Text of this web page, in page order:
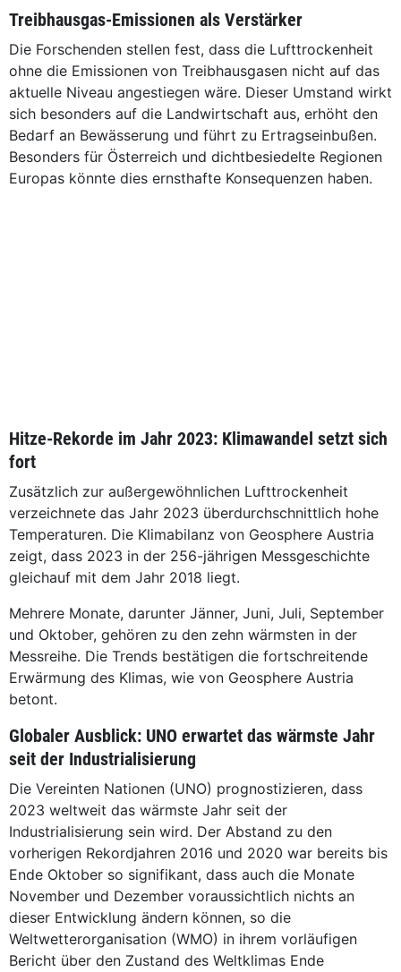
Treibhausgas-Emissionen als Verstärker
Die Forschenden stellen fest, dass die Lufttrockenheit
ohne die Emissionen von Treibhausgasen nicht auf das
aktuelle Niveau angestiegen wäre. Dieser Umstand wirkt
sich besonders auf die Landwirtschaft aus, erhöht den
Bedarf an Bewässerung und führt zu Ertragseinbußen.
Besonders für Österreich und dichtbesiedelte Regionen
Europas könnte dies ernsthafte Konsequenzen haben.
Hitze-Rekorde im Jahr 2023: Klimawandel setzt sich
fort
Zusätzlich zur außergewöhnlichen Lufttrockenheit
verzeichnete das Jahr 2023 überdurchschnittlich hohe
Temperaturen. Die Klimabilanz von Geosphere Austria
zeigt, dass 2023 in der 256-jährigen Messgeschichte
gleichauf mit dem Jahr 2018 liegt.
Mehrere Monate, darunter Jänner, Juni, Juli, September
und Oktober, gehören zu den zehn wärmsten in der
Messreihe. Die Trends bestätigen die fortschreitende
Erwärmung des Klimas, wie von Geosphere Austria
betont.
Globaler Ausblick: UNO erwartet das wärmste Jahr
seit der Industrialisierung
Die Vereinten Nationen (UNO) prognostizieren, dass
2023 weltweit das wärmste Jahr seit der
Industrialisierung sein wird. Der Abstand zu den
vorherigen Rekordjahren 2016 und 2020 war bereits bis
Ende Oktober so signifikant, dass auch die Monate
November und Dezember voraussichtlich nichts an
dieser Entwicklung ändern können, so die
Weltwetterorganisation (WMO) in ihrem vorläufigen
Bericht über den Zustand des Weltklimas Ende